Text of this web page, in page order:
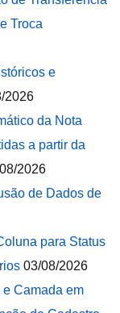
Troca
e
2026
da Nota
a partir da
2026
de Dados de
para Status
03/08/2026
e Camada em